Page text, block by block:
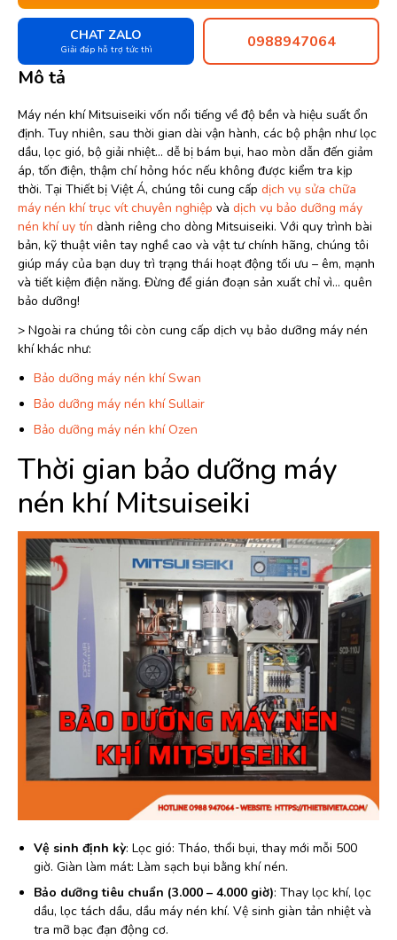
CHAT ZALO
Giải đáp hỗ trợ tức thì 0988947064
Mô tả
Máy nén khí Mitsuiseiki vốn nổi tiếng về độ bền và hiệu suất ổn
định. Tuy nhiên, sau thời gian dài vận hành, các bộ phận như lọc
dầu, lọc gió, bộ giải nhiệt… dễ bị bám bụi, hao mòn dẫn đến giảm
áp, tốn điện, thậm chí hỏng hóc nếu không được kiểm tra kịp
thời. Tại Thiết bị Việt Á, chúng tôi cung cấp dịch vụ sửa chữa
máy nén khí trục vít chuyên nghiệp và dịch vụ bảo dưỡng máy
nén khí uy tín dành riêng cho dòng Mitsuiseiki. Với quy trình bài
bản, kỹ thuật viên tay nghề cao và vật tư chính hãng, chúng tôi
giúp máy của bạn duy trì trạng thái hoạt động tối ưu – êm, mạnh
và tiết kiệm điện năng. Đừng để gián đoạn sản xuất chỉ vì… quên
bảo dưỡng!
> Ngoài ra chúng tôi còn cung cấp dịch vụ bảo dưỡng máy nén
khí khác như:
Bảo dưỡng máy nén khí Swan
Bảo dưỡng máy nén khí Sullair
Bảo dưỡng máy nén khí Ozen
Thời gian bảo dưỡng máy
nén khí Mitsuiseiki
Vệ sinh định kỳ: Lọc gió: Tháo, thổi bụi, thay mới mỗi 500
giờ. Giàn làm mát: Làm sạch bụi bằng khí nén.
Bảo dưỡng tiêu chuẩn (3.000 – 4.000 giờ): Thay lọc khí, lọc
dầu, lọc tách dầu, dầu máy nén khí. Vệ sinh giàn tản nhiệt và
tra mỡ bạc đạn động cơ.